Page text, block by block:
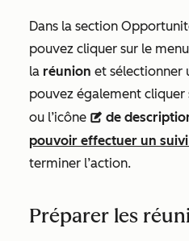
Dans la section
pouvez cliquer sur le
la réunion et sélectionner
pouvez également cliquer
ou l’icône description de
pouvoir effectuer un
terminer l’action.
Préparer les